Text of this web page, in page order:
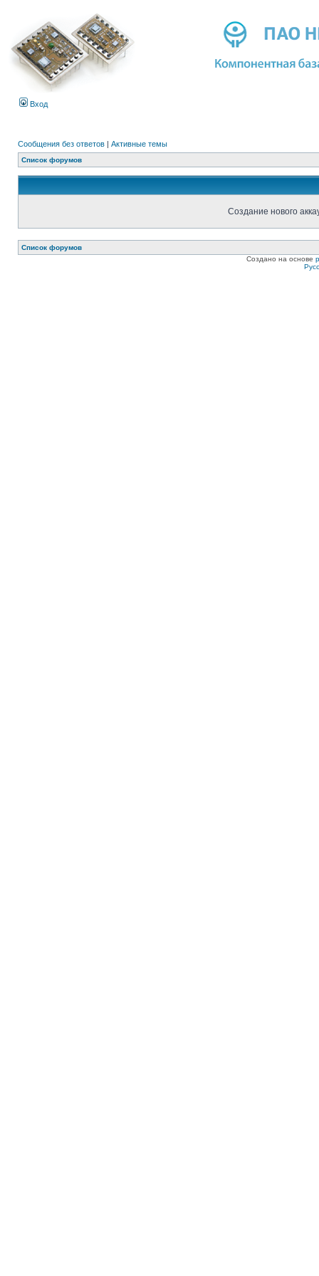
Вход
Сообщения без ответов | Активные темы
Список форумов
Создание нового
Список форумов
Создано на основе